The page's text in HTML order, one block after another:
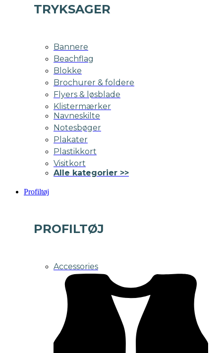
TRYKSAGER
Bannere
Beachflag
Blokke
Brochurer & foldere
Flyers & løsblade
Klistermærker
Navneskilte
Notesbøger
Plakater
Plastikkort
Visitkort
Alle kategorier >>
Profiltøj
PROFILTØJ
Accessories